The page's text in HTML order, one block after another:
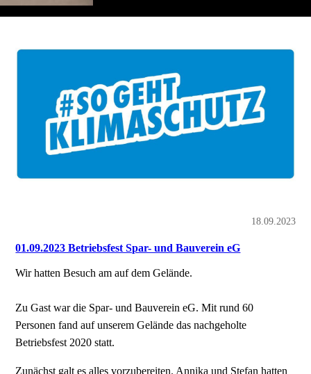
18.09.2023
01.09.2023 Betriebsfest Spar- und Bauverein eG
Wir hatten Besuch am auf dem Gelände.
Zu Gast war die Spar- und Bauverein eG. Mit rund 60
Personen fand auf unserem Gelände das nachgeholte
Betriebsfest 2020 statt.
Zunächst galt es alles vorzubereiten. Annika und Stefan hatten